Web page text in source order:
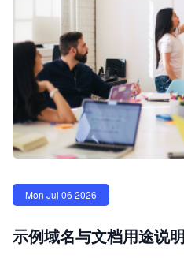
Mon Jul 06 2026
示例域名与文档用途说明